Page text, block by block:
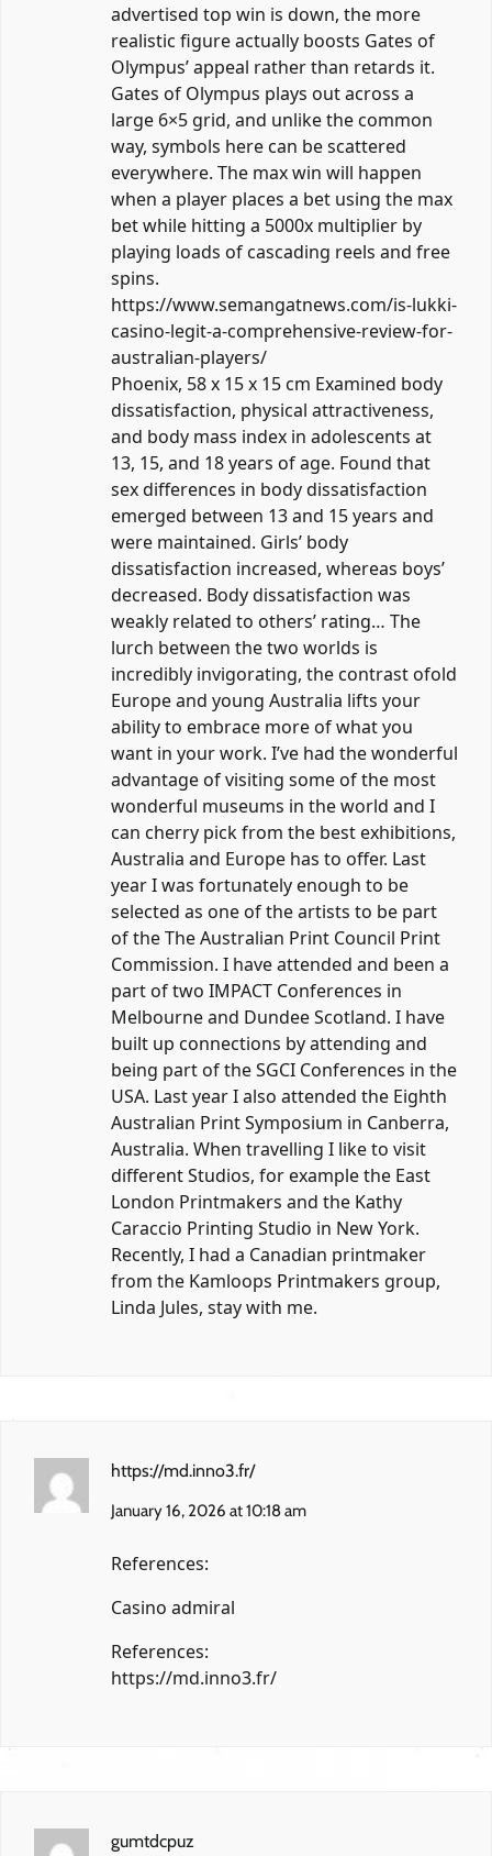
advertised top win is down, the more
realistic figure actually boosts Gates of
Olympus’ appeal rather than retards it.
Gates of Olympus plays out across a
large 6×5 grid, and unlike the common
way, symbols here can be scattered
everywhere. The max win will happen
when a player places a bet using the max
bet while hitting a 5000x multiplier by
playing loads of cascading reels and free
spins.
https://www.semangatnews.com/is-lukki-
casino-legit-a-comprehensive-review-for-
australian-players/
Phoenix, 58 x 15 x 15 cm Examined body
dissatisfaction, physical attractiveness,
and body mass index in adolescents at
13, 15, and 18 years of age. Found that
sex differences in body dissatisfaction
emerged between 13 and 15 years and
were maintained. Girls’ body
dissatisfaction increased, whereas boys’
decreased. Body dissatisfaction was
weakly related to others’ rating… The
lurch between the two worlds is
incredibly invigorating, the contrast ofold
Europe and young Australia lifts your
ability to embrace more of what you
want in your work. I’ve had the wonderful
advantage of visiting some of the most
wonderful museums in the world and I
can cherry pick from the best exhibitions,
Australia and Europe has to offer. Last
year I was fortunately enough to be
selected as one of the artists to be part
of the The Australian Print Council Print
Commission. I have attended and been a
part of two IMPACT Conferences in
Melbourne and Dundee Scotland. I have
built up connections by attending and
being part of the SGCI Conferences in the
USA. Last year I also attended the Eighth
Australian Print Symposium in Canberra,
Australia. When travelling I like to visit
different Studios, for example the East
London Printmakers and the Kathy
Caraccio Printing Studio in New York.
Recently, I had a Canadian printmaker
from the Kamloops Printmakers group,
Linda Jules, stay with me.
https://md.inno3.fr/
January 16, 2026 at 10:18 am
References:
Casino admiral
References:
https://md.inno3.fr/
gumtdcpuz